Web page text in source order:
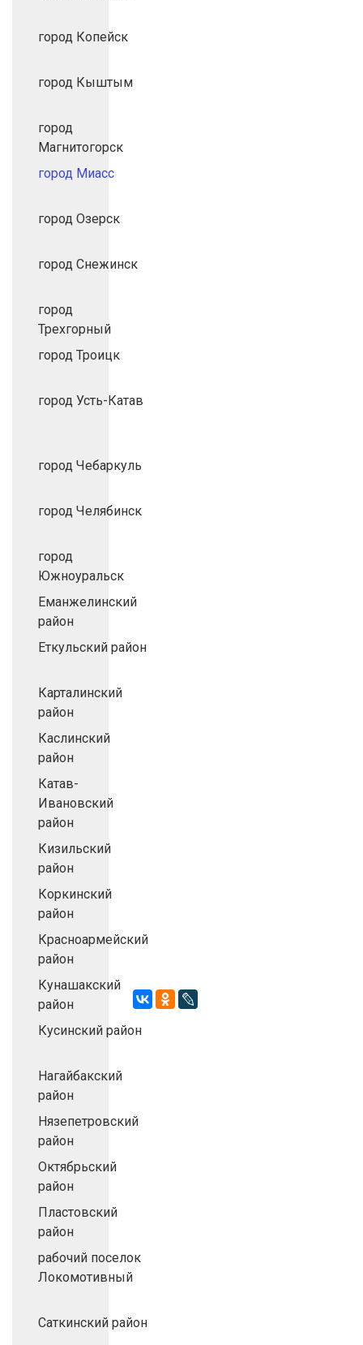
город Копейск
город Кыштым
город
Магнитогорск
город Миасс
город Озерск
город Снежинск
город
Трехгорный
город Троицк
город Усть-Катав
город Чебаркуль
город Челябинск
город
Южноуральск
Еманжелинский
район
Еткульский район
Карталинский
район
Каслинский
район
Катав-
Ивановский
район
Кизильский
район
Коркинский
район
Красноармейский
район
Кунашакский
район
Кусинский район
Нагайбакский
район
Нязепетровский
район
Октябрьский
район
Пластовский
район
рабочий поселок
Локомотивный
Саткинский район